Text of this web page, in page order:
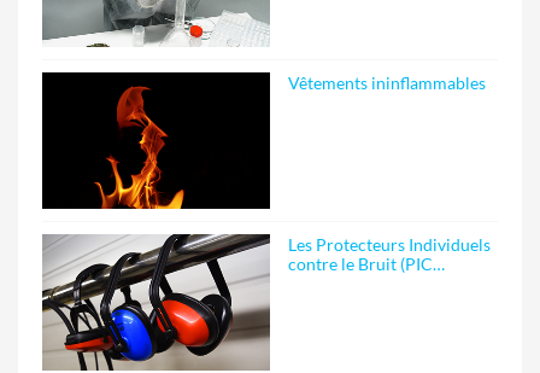
Vêtements ininflammables
Les Protecteurs Individuels
contre le Bruit (PIC…